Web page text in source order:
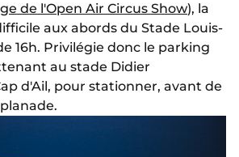
de l'Open Air Circus Show), la
aux abords du Stade Louis-
16h. Privilégie donc le parking
au stade Didier
d'Ail, pour stationner, avant de